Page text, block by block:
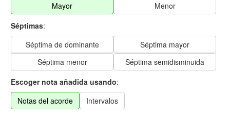
Mayor
Menor
Séptimas:
Séptima de dominante
Séptima mayor
Séptima menor
Séptima semidisminuida
Escoger nota añadida usando:
Notas del acorde
Intervalos